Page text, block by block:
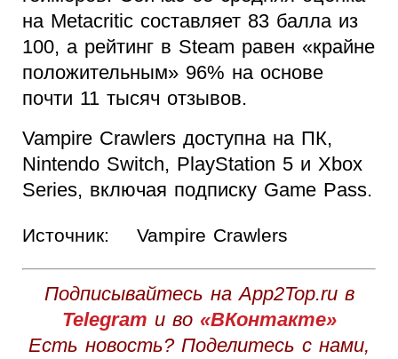
на Metacritic составляет 83 балла из
100, а рейтинг в Steam равен «крайне
положительным» 96% на основе
почти 11 тысяч отзывов.
Vampire Crawlers доступна на ПК,
Nintendo Switch, PlayStation 5 и Xbox
Series, включая подписку Game Pass.
Источник: Vampire Crawlers
Подписывайтесь на App2Top.ru в
Telegram и во «ВКонтакте»
Есть новость? Поделитесь с нами,